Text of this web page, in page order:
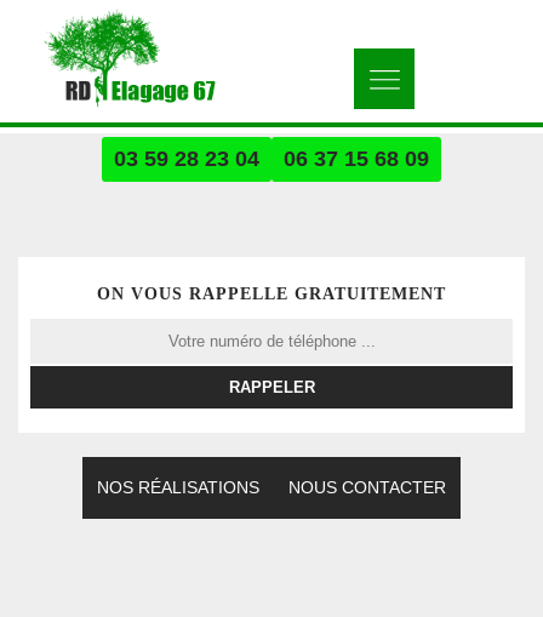
03 59 28 23 04 06 37 15 68 09
ON VOUS RAPPELLE GRATUITEMENT
NOS RÉALISATIONS NOUS CONTACTER